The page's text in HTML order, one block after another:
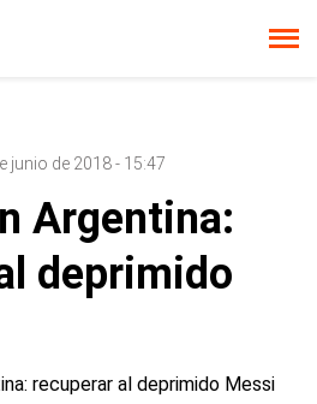
junio de 2018 - 15:47
Argentina:
deprimido